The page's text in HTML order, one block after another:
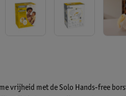
vrijheid met de Solo Hands-free